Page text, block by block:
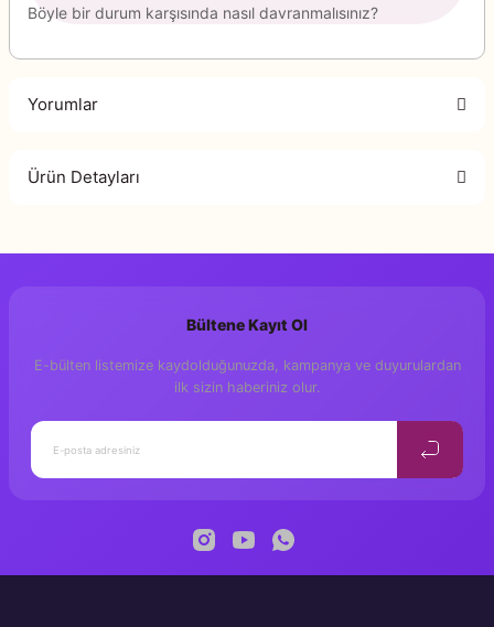
Böyle bir durum karşısında nasıl davranmalısınız?
Yorumlar
Ürün Detayları
Sayfa: 12
Baskı
Bültene Kayıt Ol
E-bülten listemize kaydolduğunuzda, kampanya ve duyurulardan
ilk sizin haberiniz olur.